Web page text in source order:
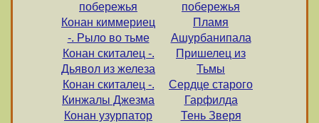
побережья
Конан киммериец
-. Рыло во тьме
Конан скиталец -.
Дьявол из железа
Конан скиталец -.
Кинжалы Джезма
Конан узурпатор
побережья
Пламя
Ашурбанипала
Пришелец из
Тьмы
Сердце старого
Гарфилда
Тень Зверя